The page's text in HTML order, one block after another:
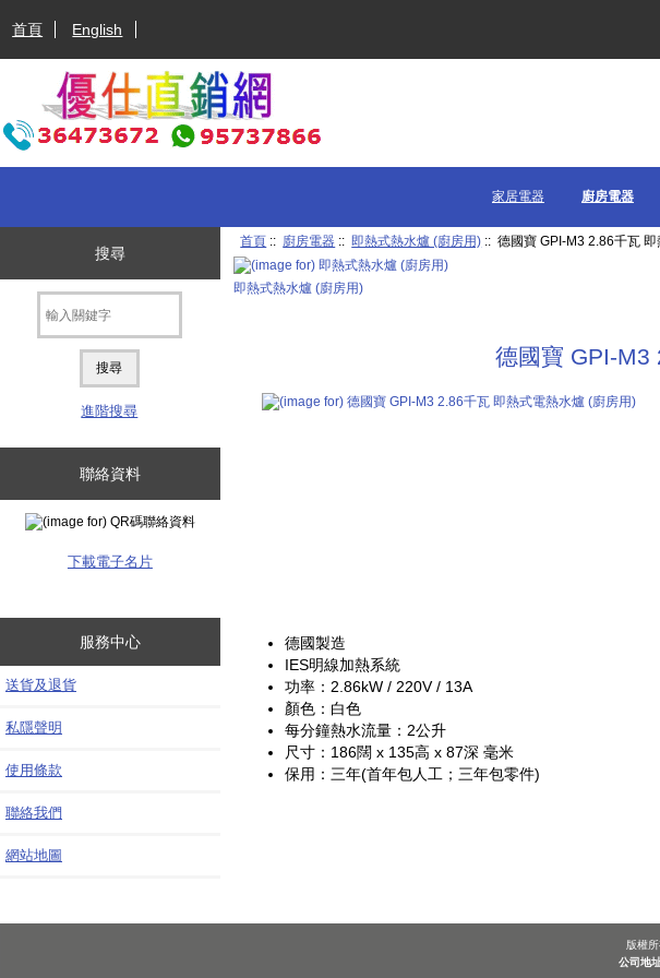
首頁 English
家居電器 廚房電器
搜尋
進階搜尋
聯絡資料
下載電子名片
服務中心
送貨及退貨
私隱聲明
使用條款
聯絡我們
網站地圖
首頁 :: 廚房電器 :: 即熱式熱水爐 (廚房用) :: 德國寶 GPI-M3 2.86千瓦
即熱式熱水爐 (廚房用)
德國寶 GPI-M3
德國製造
IES明線加熱系統
功率：2.86kW / 220V / 13A
顏色：白色
每分鐘熱水流量：2公升
尺寸：186闊 x 135高 x 87深 毫米
保用：三年(首年包人工；三年包零件)
版權
公司地